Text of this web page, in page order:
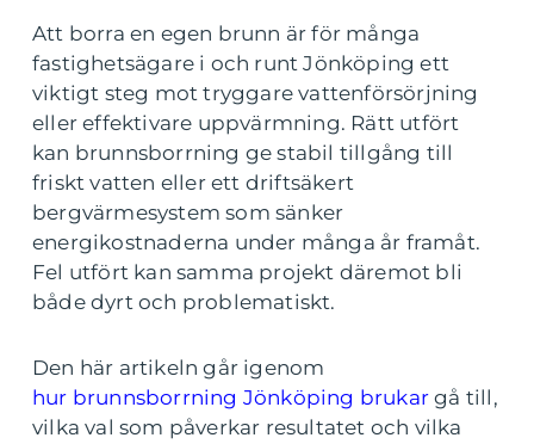
Att borra en egen brunn är för många
fastighetsägare i och runt Jönköping ett
viktigt steg mot tryggare vattenförsörjning
eller effektivare uppvärmning. Rätt utfört
kan brunnsborrning ge stabil tillgång till
friskt vatten eller ett driftsäkert
bergvärmesystem som sänker
energikostnaderna under många år framåt.
Fel utfört kan samma projekt däremot bli
både dyrt och problematiskt.
Den här artikeln går igenom
hur brunnsborrning Jönköping brukar gå till,
vilka val som påverkar resultatet och vilka